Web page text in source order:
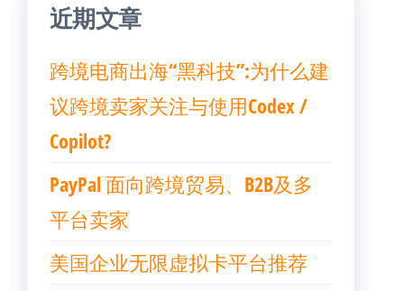
近期文章
跨境电商出海“黑科技”:为什么建
议跨境卖家关注与使用Codex /
Copilot?
PayPal 面向跨境贸易、B2B及多
平台卖家
美国企业无限虚拟卡平台推荐